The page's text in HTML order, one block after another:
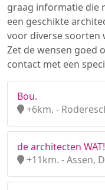
graag informatie die
een geschikte
voor diverse soorten
Zet de wensen goed
contact met een
Bou.
+6km. -
de architecten
+11km. - Assen,